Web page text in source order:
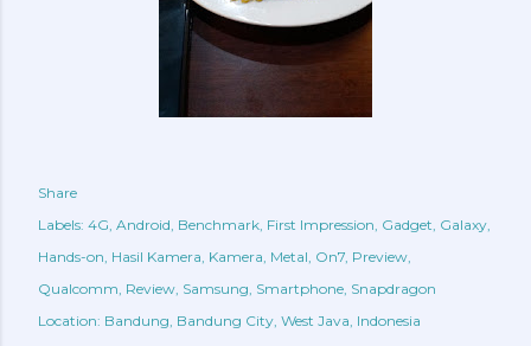
Share
Labels: 4G Android Benchmark First Impression Gadget Galaxy
Hands-on Hasil Kamera Kamera Metal On7 Preview
Qualcomm Review Samsung Smartphone Snapdragon
Location: Bandung, Bandung City, West Java, Indonesia